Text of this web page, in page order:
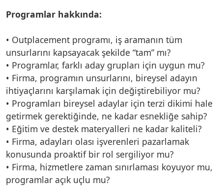
Programlar hakkında:
• Outplacement programı, iş aramanın tüm
unsurlarını kapsayacak şekilde “tam” mı?
• Programlar, farklı aday grupları için uygun mu?
• Firma, programın unsurlarını, bireysel adayın
ihtiyaçlarını karşılamak için değiştirebiliyor mu?
• Programları bireysel adaylar için terzi dikimi hale
getirmek gerektiğinde, ne kadar esnekliğe sahip?
• Eğitim ve destek materyalleri ne kadar kaliteli?
• Firma, adayları olası işverenleri pazarlamak
konusunda proaktif bir rol sergiliyor mu?
• Firma, hizmetlere zaman sınırlaması koyuyor mu,
programlar açık uçlu mu?